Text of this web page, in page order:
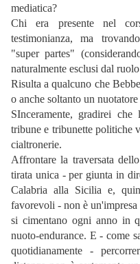
mediatica?
Chi era presente nel
testimonianza, ma
"super partes"
naturalmente esclusi dal
Risulta a qualcuno che
o anche soltanto un
SInceramente, gradirei
tribune e tribunette politiche
cialtronerie.
Affrontare la traversata
tirata unica - per giunta in
Calabria alla Sicilia e,
favorevoli - non è
si cimentano ogni anno in
nuoto-endurance. E - come
quotidianamente -